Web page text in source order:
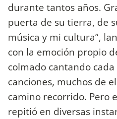
durante tantos años.
puerta de su tierra, de
música y mi cultura”,
con la emoción propio
colmado cantando
canciones, muchos de
camino recorrido. Pero
repitió en diversas